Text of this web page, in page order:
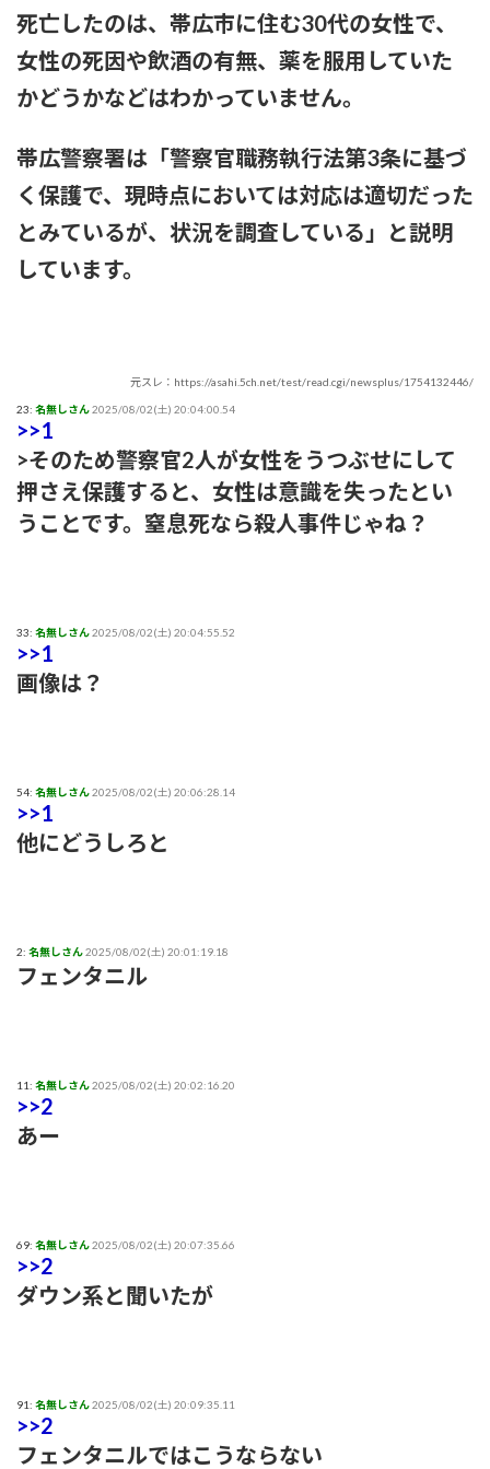
動画あり】
粗品ってくっそ面白いのになんでジジイに嫌われてるん
や？？？
存在しない説
【テレビ】玉川徹「僕はマイナンバーカードを持っていない。
不便だと感じたことは一回もない」「使いたい人だけにすれば
ると言われることに
本日の｢FNS歌謡祭｣のタイムテーブルがコチラ！！！【乃木坂
46】
【苦言】あいみょん、「私が乳出してるみたいな画像…AIや
で、きもすぎ」一力両断
死亡したのは、帯広市に住む30代の女性で、
女性の死因や飲酒の有無、薬を服用していた
かどうかなどはわかっていません。
帯広警察署は「警察官職務執行法第3条に基づ
く保護で、現時点においては対応は適切だった
とみているが、状況を調査している」と説明
しています。
元スレ：https://asahi.5ch.net/test/read.cgi/newsplus/1754132446/
23: 名無しさん2025/08/02(土) 20:04:00.54
>>1
>そのため警察官2人が女性をうつぶせにして
押さえ保護すると、女性は意識を失ったとい
うことです。窒息死なら殺人事件じゃね？
33: 名無しさん2025/08/02(土) 20:04:55.52
>>1
画像は？
54: 名無しさん2025/08/02(土) 20:06:28.14
>>1
他にどうしろと
2: 名無しさん2025/08/02(土) 20:01:19.18
フェンタニル
11: 名無しさん2025/08/02(土) 20:02:16.20
>>2
あー
69: 名無しさん2025/08/02(土) 20:07:35.66
>>2
ダウン系と聞いたが
91: 名無しさん2025/08/02(土) 20:09:35.11
>>2
フェンタニルではこうならない